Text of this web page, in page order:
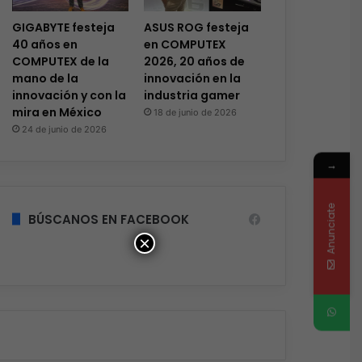
GIGABYTE festeja
40 años en
COMPUTEX de la
mano de la
innovación y con la
mira en México
24 de junio de 2026
ASUS ROG festeja
en COMPUTEX
2026, 20 años de
innovación en la
industria gamer
18 de junio de 2026
BÚSCANOS EN FACEBOOK
×
→
Anunciate